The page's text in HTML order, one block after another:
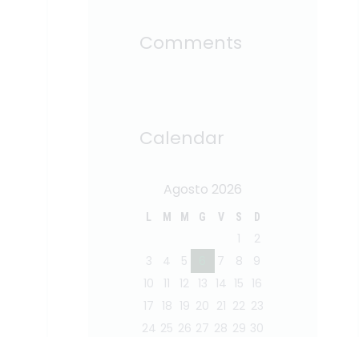
Comments
Calendar
Agosto 2026
L M M G V S D
1
2
3
4 5 7 8
9
10
11 12 13 14 15 16
17 18 19 20 21 22 23
24 25 26 27 28 29 30